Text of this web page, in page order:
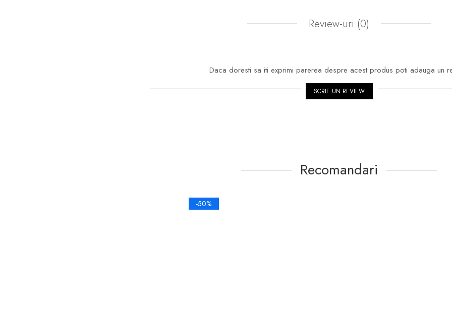
Review-uri (0)
Daca doresti sa iti exprimi parerea despre acest produs poti adauga un
SCRIE UN REVIEW
Recomandari
-50%